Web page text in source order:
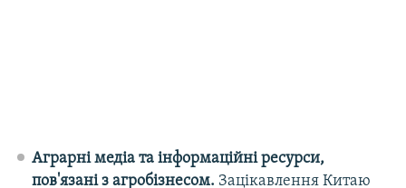
Аграрні медіа та інформаційні ресурси,
пов'язані з агробізнесом. Зацікавлення Китаю